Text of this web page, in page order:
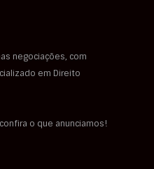
negociações, com
em Direito
o que anunciamos!